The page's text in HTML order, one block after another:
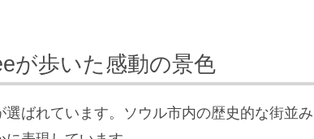
が歩いた感動の景色
ばれています。ソウル市内の歴史的な街並み